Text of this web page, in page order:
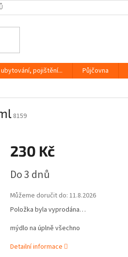
pojištění... Půjčovna
8159
230 Kč
cena:
Do 3 dnů
Můžeme doručit do: 11.8.2026
Položka byla vyprodána…
mýdlo na úplně všechno
Detailní informace